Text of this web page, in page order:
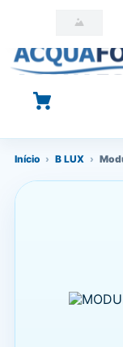
O que você está
Início › B LUX ›